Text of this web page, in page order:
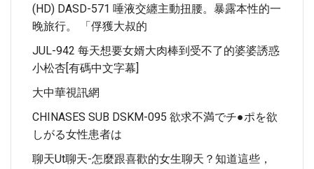
(HD) DASD-571 唾液交纏主動扭腰。暴露本性的一
晚旅行。 「俘獲大叔的
JUL-942 每天想要女婿大肉棒到受不了的婆婆誘惑
小松杏[有碼中文字幕]
大中華視訊網
CHINASES SUB DSKM-095 欲求不満でチ●ポを欲
しがる女性患者は
聊天ut聊天-怎麼跟喜歡的女生聊天？知道這些，